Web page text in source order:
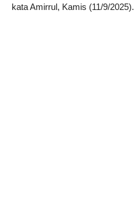
kata Amirrul, Kamis (11/9/2025).